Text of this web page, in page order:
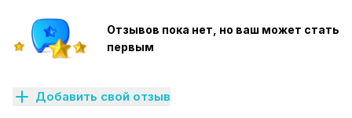
Отзывов пока нет, но ваш может стать
первым
Добавить свой отзыв